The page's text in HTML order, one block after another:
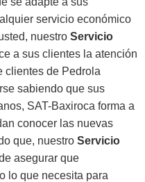
servicio económico
nuestro Servicio
a sus clientes la atención
clientes de Pedrola
sabiendo que sus
SAT-Baxiroca forma a
conocer las nuevas
que, nuestro Servicio
asegurar que
lo que necesita para